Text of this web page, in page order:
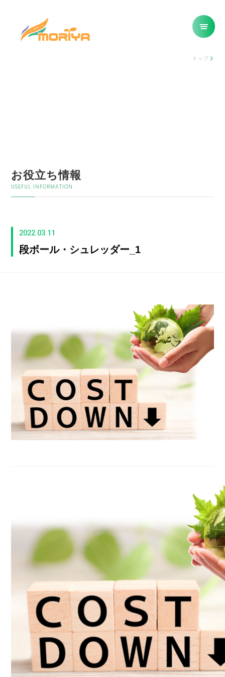
トップ
お役立ち情報
USEFUL INFORMATION
2022.03.11
段ボール・シュレッダー_1